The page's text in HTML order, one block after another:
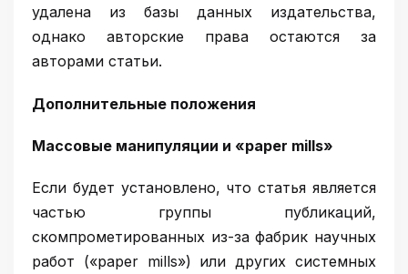
удалена из базы данных издательства,
однако авторские права остаются за
авторами статьи.
Дополнительные положения
Массовые манипуляции и «paper mills»
Если будет установлено, что статья является
частью группы публикаций,
скомпрометированных из-за фабрик научных
работ («paper mills») или других системных